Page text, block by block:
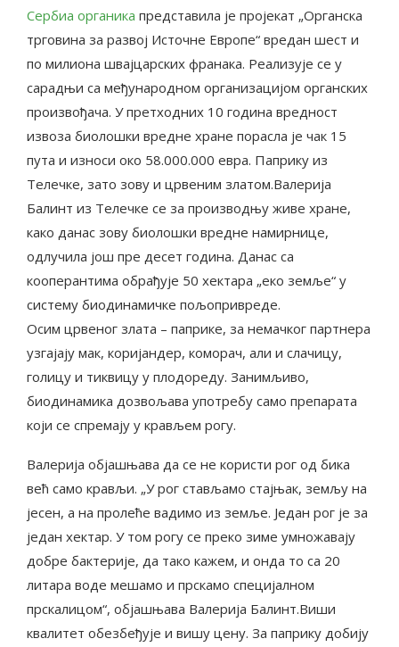
Сербиа органика представила је пројекат „Органска
трговина за развој Источне Европе“ вредан шест и
по милиона швајцарских франака. Реализује се у
сарадњи са међународном организацијом органских
произвођача. У претходних 10 година вредност
извоза биолошки вредне хране порасла је чак 15
пута и износи око 58.000.000 евра. Паприку из
Телечке, зато зову и црвеним златом.Валерија
Балинт из Телечке се за производњу живе хране,
како данас зову биолошки вредне намирнице,
одлучила још пре десет година. Данас са
кооперантима обрађује 50 хектара „еко земље“ у
систему биодинамичке пољопривреде.
Осим црвеног злата – паприке, за немачког партнера
узгајају мак, коријандер, коморач, али и слачицу,
голицу и тиквицу у плодореду. Занимљиво,
биодинамика дозвољава употребу само препарата
који се спремају у крављем рогу.
Валерија објашњава да се не користи рог од бика
већ само крављи. „У рог стављамо стајњак, земљу на
јесен, а на пролеће вадимо из земље. Један рог је за
један хектар. У том рогу се преко зиме умножавају
добре бактерије, да тако кажем, и онда то са 20
литара воде мешамо и прскамо специјалном
прскалицом“, објашњава Валерија Балинт.Виши
квалитет обезбеђује и вишу цену. За паприку добију